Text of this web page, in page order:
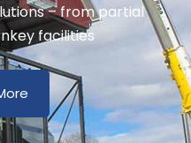
– from partial
facilities